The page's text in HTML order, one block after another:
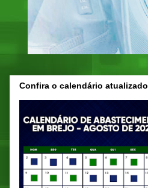
Confira o calendário atualizado